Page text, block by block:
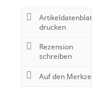
Artikeldatenblatt
drucken
Rezension
schreiben